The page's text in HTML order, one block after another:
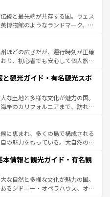
地であるランス、プロヴァンスの
ど、多彩な楽しみ方が可能だ。さ
も魅力が溢れており、どの街角に
れぞれで全く異なる文化を体験で
なお、新着のフランス情報はコンテンツ一覧
を歩いても飽きることがない。ベ
イエルン州のアルプスの絶景、そ
ン畑といった風景は必見。ビール
してほしい。 なお、新着の
一覧を参照してほしい。
統と最先端が共存する国。ウェス
博物館のようなランドマーク、歴
ある。また、優雅なアフタヌーン
たまらない英国パブ、サッカー観
できる体験も豊富。イギリスを旅
い。
ほどの広さだが、運行時刻が正確
り、初心者でも安心して個人旅行
や、スイスならではのユニークな
観光だけでなく町歩きも満喫する
得が高いため物価も高いが、旅行
サービスもあり、うまく活用すれ
と観光ガイド・有名観光スポ
な土地と多様な文化が魅力の国。
岸のカリフォルニアまで、訪れる
光、ショッピング、エンターテイ
的なスポットだ。一方、アメリカ
、グランドキャニオンやイエロー
は、音楽と美食が融合した独特の
メリカの各地域で異なる魅力を楽
と豊かな歴史を感じることができ
トリップや列車の旅も、アメリカ
に恵まれ、多くの島で構成される
の魅力をもっている。大自然の神
た、定番の観光地といえばオアフ
めるならマウイ島やカウアイ島が
リーンに輝く海をはじめ、豊かな
る。「アロハスピリット」と呼ば
本情報と観光ガイド・有名観
な自然と多様な文化が魅力の国。
るシドニー・オペラハウス、オー